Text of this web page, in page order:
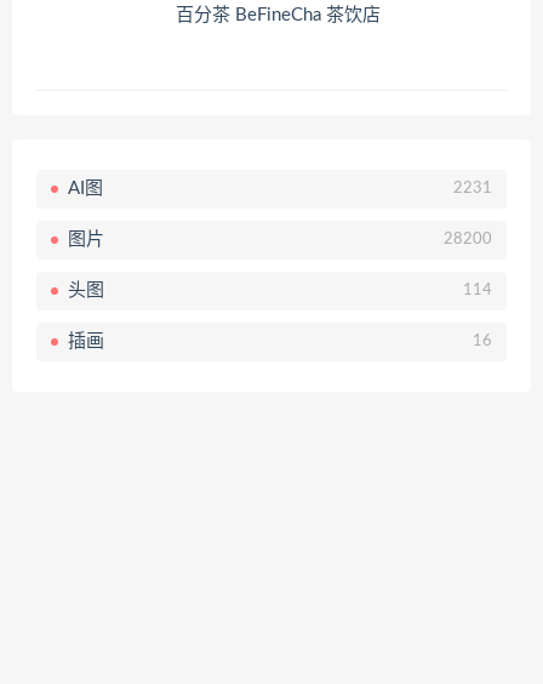
百分茶 BeFineCha 茶饮店
AI图 2231
图片 28200
头图 114
插画 16